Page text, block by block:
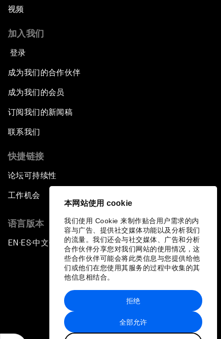
本网站使用 cookie
我们使用 Cookie 来制作贴合用户需求的内
容与广告、提供社交媒体功能以及分析我们
的流量。我们还会与社交媒体、广告和分析
合作伙伴分享您对我们网站的使用情况，这
些合作伙伴可能会将此类信息与您提供给他
们或他们在您使用其服务的过程中收集的其
他信息相结合。
全部允许
拒绝
视频
加入我们
登录
成为我们的合作伙伴
成为我们的会员
订阅我们的新闻稿
联系我们
快捷链接
论坛可持续性
工作机会
语言版本
EN ▪ ES▪中文▪ 日本語
站点地图